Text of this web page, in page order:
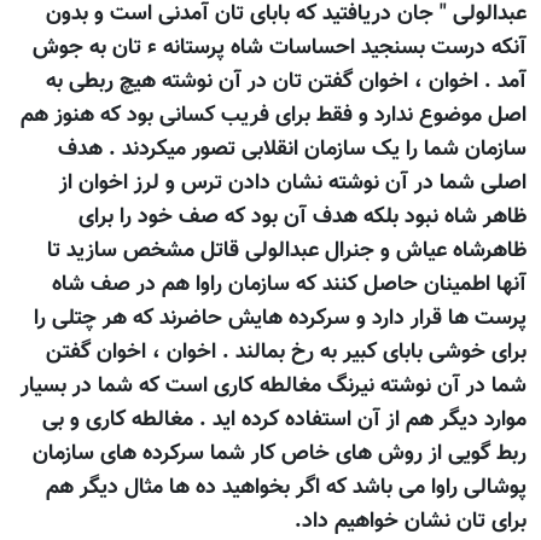
عبدالولی " جان دریافتید که بابای تان آمدنی است و بدون
آنکه درست بسنجید احساسات شاه پرستانه ء تان به جوش
آمد . اخوان ، اخوان گفتن تان در آن نوشته هیچ ربطی به
اصل موضوع ندارد و فقط برای فریب کسانی بود که هنوز هم
سازمان شما را یک سازمان انقلابی تصور میکردند . هدف
اصلی شما در آن نوشته نشان دادن ترس و لرز اخوان از
ظاهر شاه نبود بلکه هدف آن بود که صف خود را برای
ظاهرشاه عیاش و جنرال عبدالولی قاتل مشخص سازید تا
آنها اطمینان حاصل کنند که سازمان راوا هم در صف شاه
پرست ها قرار دارد و سرکرده هایش حاضرند که هر چتلی را
برای خوشی بابای کبیر به رخ بمالند . اخوان ، اخوان گفتن
شما در آن نوشته نیرنگ مغالطه کاری است که شما در بسیار
موارد دیگر هم از آن استفاده کرده اید . مغالطه کاری و بی
ربط گویی از روش های خاص کار شما سرکرده های سازمان
پوشالی راوا می باشد که اگر بخواهید ده ها مثال دیگر هم
برای تان نشان خواهیم داد.